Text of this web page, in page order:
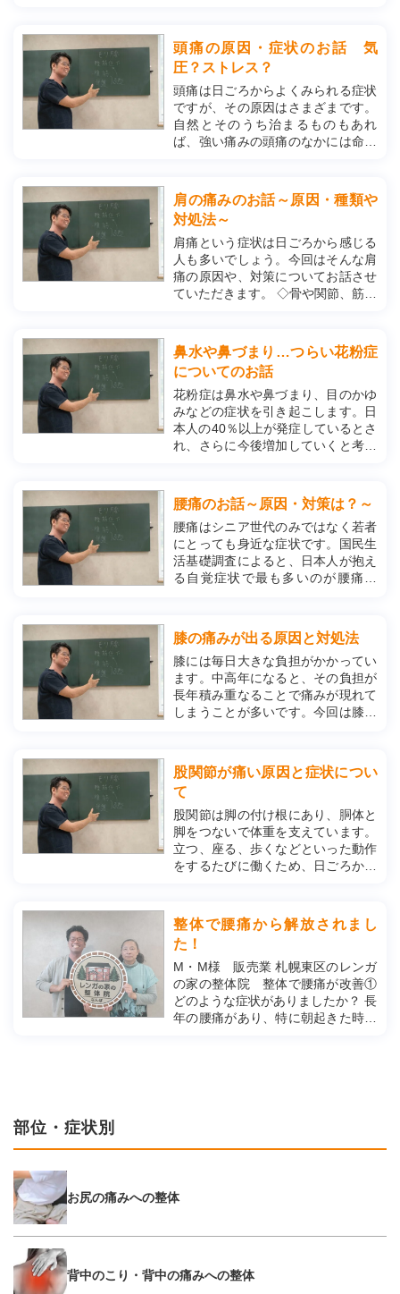
体幹とはいわゆるお腹の力のこと
で、この部分の力が入らなくなるこ
とで姿勢が悪くなったり、過剰な緊
張から体の硬さを作...
頭痛の原因・症状のお話 気
圧？ストレス？
頭痛は日ごろからよくみられる症状
ですが、その原因はさまざまです。
自然とそのうち治まるものもあれ
ば、強い痛みの頭痛のなかには命に
ニズムや原因についてお話させてい
ただきます。 ◇頭痛の種類について
・一次性と二次性 ...
肩の痛みのお話～原因・種類や
対処法～
肩痛という症状は日ごろから感じる
人も多いでしょう。今回はそんな肩
痛の原因や、対策についてお話させ
ていただきます。 ◇骨や関節、筋肉
けて生じる痛みや痺れが生じ、原因
がはっきりわからないものを言いま
す。...
鼻水や鼻づまり…つらい花粉症
についてのお話
花粉症は鼻水や鼻づまり、目のかゆ
みなどの症状を引き起こします。日
本人の40％以上が発症しているとさ
れ、さらに今後増加していくと考え
についてお話していきます。 ◇そも
そも花粉症って？ ・花粉症のメカニ
ズム 私たち...
腰痛のお話～原因・対策は？～
腰痛はシニア世代のみではなく若者
にとっても身近な症状です。国民生
活基礎調査によると、日本人が抱え
る自覚症状で最も多いのが腰痛で
ます。 ◇腰痛の種類は？ ・特異的
と非特異的 腰痛には大きく分けて２
つの種類...
膝の痛みが出る原因と対処法
膝には毎日大きな負担がかかってい
ます。中高年になると、その負担が
長年積み重なることで痛みが現れて
しまうことが多いです。今回は膝の
の痛みの原因 ・変形性膝関節症 変
形性膝関節症は膝関節に痛みが生じ
る代表...
股関節が痛い原因と症状につい
て
股関節は脚の付け根にあり、胴体と
脚をつないで体重を支えています。
立つ、座る、歩くなどといった動作
をするたびに働くため、日ごろから
が思うように行えなくなり、日常生
活に支障が出てしまいます。今回は
股関節の痛みの原因や対処法などに
つい...
整体で腰痛から解放されまし
た！
M・M様 販売業 札幌東区のレンガ
の家の整体院 整体で腰痛が改善①
どのような症状がありましたか？ 長
年の腰痛があり、特に朝起きた時に
部位・症状別
お尻の痛みへの整体
背中のこり・背中の痛みへの整体